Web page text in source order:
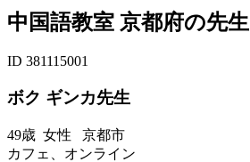
中国語教室 京都府の先生
ID 381115001
ボク ギンカ先生
49歳 女性 京都市
カフェ、オンライン